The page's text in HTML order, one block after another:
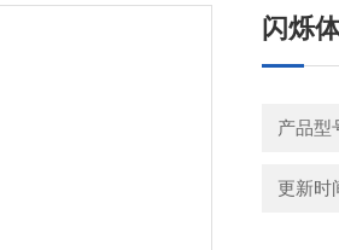
闪烁
产品型
更新时